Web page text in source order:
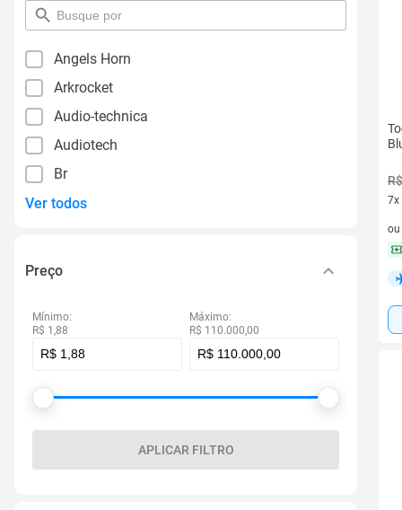
pesquisar
por
Angels Horn
Arkrocket
Audio-technica
Audiotech
Br
Ver todos
Preço
Mínimo:
R$ 1,88
Máximo:
R$ 110.000,00
APLICAR FILTRO
7x
7
ou